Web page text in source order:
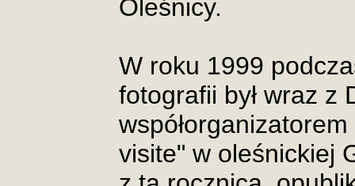
Oleśnicy.
W roku 1999
fotografii był wraz z
visite" w oleśnickiej